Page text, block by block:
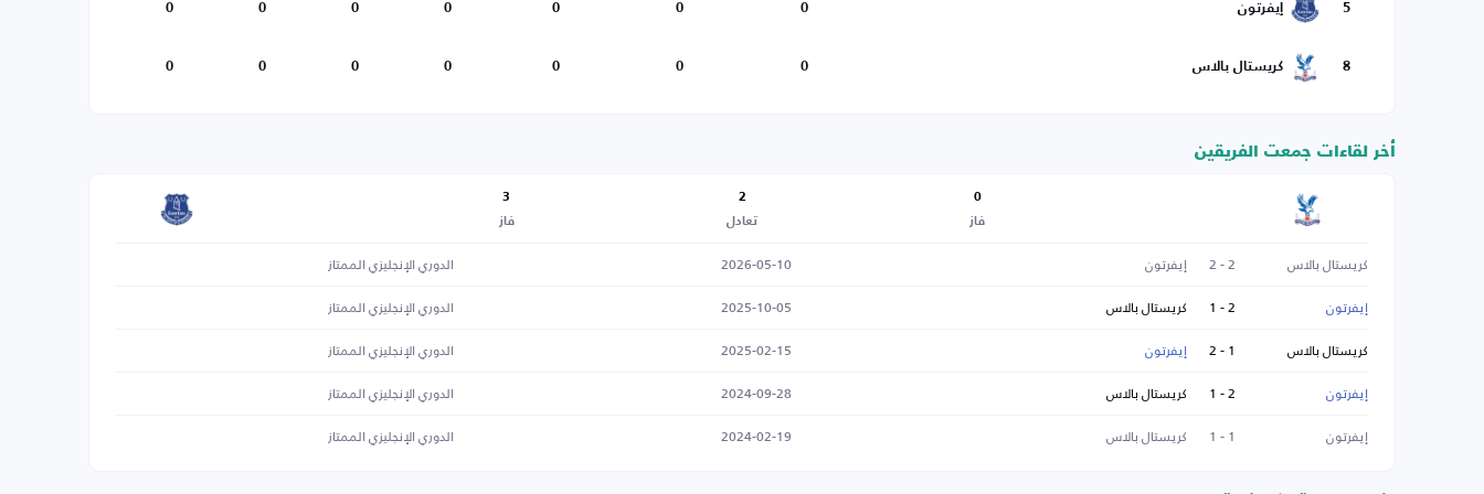
5 إيفرتون 0
0
0
0
0
0
0
8 كريستال بالاس 0
0
0
0
0
0
0
أخر لقاءات جمعت الفريقين
0
فاز
2
تعادل
3
فاز
كريستال بالاس 2 - 2 إيفرتون 2026-05-10
الدوري الإنجليزي الممتاز
إيفرتون
2 - 1 كريستال بالاس 2025-10-05
الدوري الإنجليزي الممتاز
كريستال بالاس
1 - 2 إيفرتون 2025-02-15
الدوري الإنجليزي الممتاز
إيفرتون
2 - 1 كريستال بالاس 2024-09-28
الدوري الإنجليزي الممتاز
إيفرتون
1 - 1 كريستال بالاس 2024-02-19 الدوري الإنجليزي الممتاز